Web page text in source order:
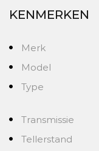
KENMERKEN
Merk
Model
Type
Transmissie
Tellerstand